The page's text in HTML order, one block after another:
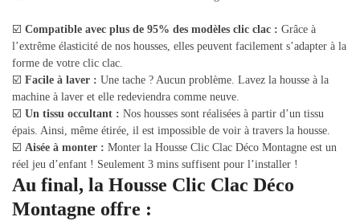
☑️ Compatible avec plus de 95% des modèles clic clac : Grâce à
l’extrême élasticité de nos housses, elles peuvent facilement s’adapter à la
forme de votre clic clac.
☑️ Facile à laver : Une tache ? Aucun problème. Lavez la housse à la
machine à laver et elle redeviendra comme neuve.
☑️ Un tissu occultant : Nos housses sont réalisées à partir d’un tissu
épais. Ainsi, même étirée, il est impossible de voir à travers la housse.
☑️ Aisée à monter : Monter la Housse Clic Clac Déco Montagne est un
réel jeu d’enfant ! Seulement 3 mins suffisent pour l’installer !
Au final, la Housse Clic Clac Déco
Montagne offre :